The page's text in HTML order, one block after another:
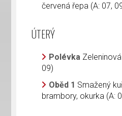
červená řepa (A: 07,
ÚTERÝ
Polévka
09)
Oběd 1 Smažený
brambory, okurka (A: